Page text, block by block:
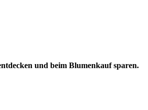
und beim Blumenkauf sparen.